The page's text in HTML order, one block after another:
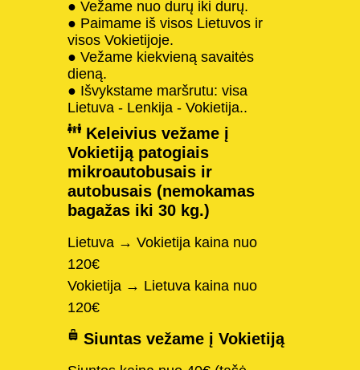
● Vežame nuo durų iki durų.
● Paimame iš visos Lietuvos ir
visos Vokietijoje.
● Vežame kiekvieną savaitės
dieną.
● Išvykstame maršrutu: visa
Lietuva - Lenkija - Vokietija..
Keleivius vežame į
Vokietiją patogiais
mikroautobusais ir
autobusais (nemokamas
bagažas iki 30 kg.)
Lietuva → Vokietija kaina nuo
120€
Vokietija → Lietuva kaina nuo
120€
Siuntas vežame į Vokietiją